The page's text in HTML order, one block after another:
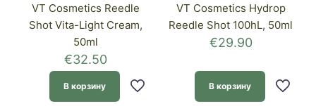
VT Cosmetics Reedle
Shot Vita-Light Cream,
50ml
€32.50
В корзину
VT Cosmetics Hydrop
Reedle Shot 100hL, 50ml
€29.90
В корзину